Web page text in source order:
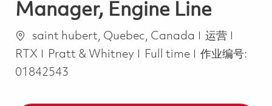
Manager, Engine Line
位置saint hubert, Quebec, Canada 类别
运营
RTX
Pratt & Whitney Job Type
Full time
作业编号:
01842543